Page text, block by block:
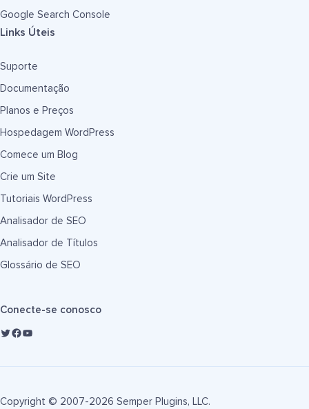
Google Search Console
Links Úteis
Suporte
Documentação
Planos e Preços
Hospedagem WordPress
Comece um Blog
Crie um Site
Tutoriais WordPress
Analisador de SEO
Analisador de Títulos
Glossário de SEO
Conecte-se conosco
Copyright © 2007-2026 Semper Plugins, LLC.